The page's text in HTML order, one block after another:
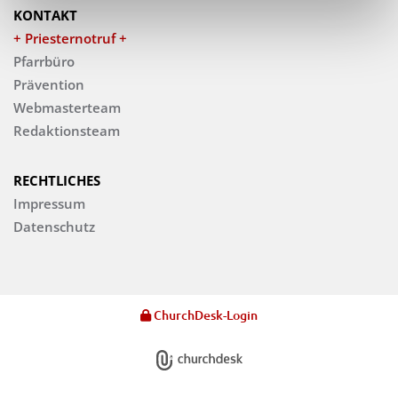
KONTAKT
+ Priesternotruf +
Pfarrbüro
Prävention
Webmasterteam
Redaktionsteam
RECHTLICHES
Impressum
Datenschutz
ChurchDesk-Login